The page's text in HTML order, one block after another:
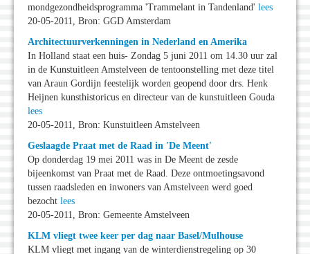
mondgezondheidsprogramma 'Trammelant in Tandenland' lees
20-05-2011, Bron: GGD Amsterdam
Architectuurverkenningen in Nederland en Amerika
In Holland staat een huis- Zondag 5 juni 2011 om 14.30 uur zal
in de Kunstuitleen Amstelveen de tentoonstelling met deze titel
van Araun Gordijn feestelijk worden geopend door drs. Henk
Heijnen kunsthistoricus en directeur van de kunstuitleen Gouda
lees
20-05-2011, Bron: Kunstuitleen Amstelveen
Geslaagde Praat met de Raad in 'De Meent'
Op donderdag 19 mei 2011 was in De Meent de zesde
bijeenkomst van Praat met de Raad. Deze ontmoetingsavond
tussen raadsleden en inwoners van Amstelveen werd goed
bezocht lees
20-05-2011, Bron: Gemeente Amstelveen
KLM vliegt twee keer per dag naar Basel/Mulhouse
KLM vliegt met ingang van de winterdienstregeling op 30